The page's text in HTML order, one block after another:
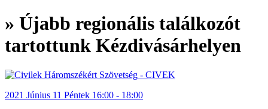
» Újabb regionális találkozót
tartottunk Kézdivásárhelyen
2021 Június 11 Péntek 16:00 - 18:00